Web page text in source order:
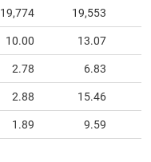
19,774 19,553
10.00 13.07
2.78 6.83
2.88 15.46
1.89 9.59